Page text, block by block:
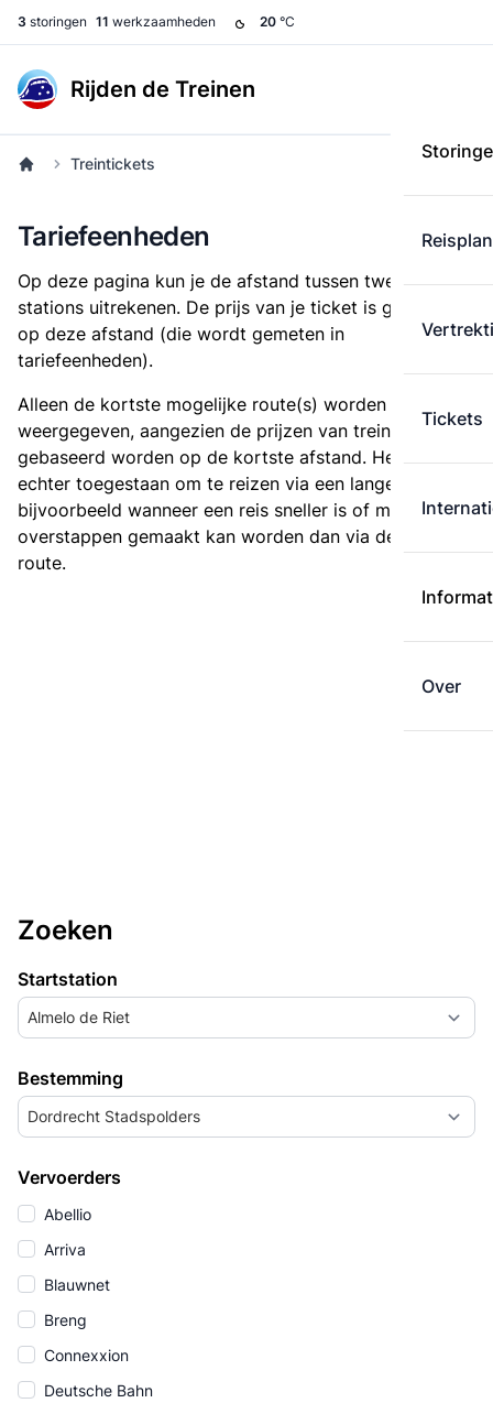
3 storingen 11 werkzaamheden 20 °C
Rijden de Treinen
Tickets
Over
Treintickets
Tariefeenheden
Op deze pagina kun je de afstand tussen twee
stations uitrekenen. De prijs van je ticket is gebaseerd
op deze afstand (die wordt gemeten in
tariefeenheden).
Alleen de kortste mogelijke route(s) worden
weergegeven, aangezien de prijzen van treintickets
gebaseerd worden op de kortste afstand. Het is
echter toegestaan om te reizen via een langere route,
bijvoorbeeld wanneer een reis sneller is of met minder
overstappen gemaakt kan worden dan via de kortste
route.
Zoeken
Startstation
Almelo de Riet
Bestemming
Dordrecht Stadspolders
Vervoerders
Abellio
Arriva
Blauwnet
Breng
Connexxion
Deutsche Bahn